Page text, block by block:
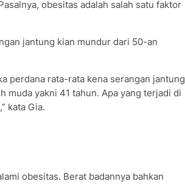
obesitas adalah salah satu faktor
jantung kian mundur dari 50-an
perdana rata-rata kena serangan jantung
muda yakni 41 tahun. Apa yang terjadi di
kata Gia.
obesitas. Berat badannya bahkan